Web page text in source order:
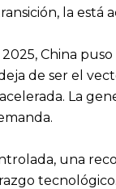
la está
China
de ser el
La
una